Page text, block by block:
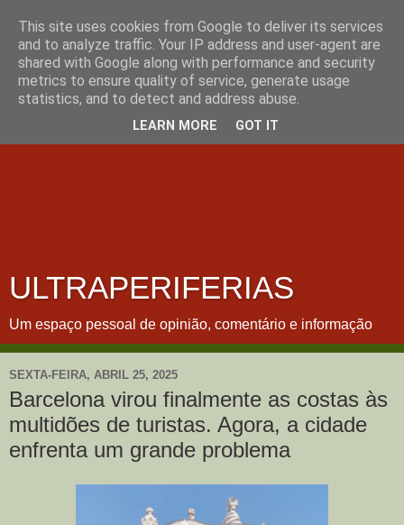
ULTRAPERIFERIAS
Um espaço pessoal de opinião, comentário e informação
SEXTA-FEIRA, ABRIL 25, 2025
Barcelona virou finalmente as costas às
multidões de turistas. Agora, a cidade
enfrenta um grande problema
This site uses cookies from Google to deliver its services
and to analyze traffic. Your IP address and user-agent are
shared with Google along with performance and security
metrics to ensure quality of service, generate usage
statistics, and to detect and address abuse.
LEARN MORE GOT IT